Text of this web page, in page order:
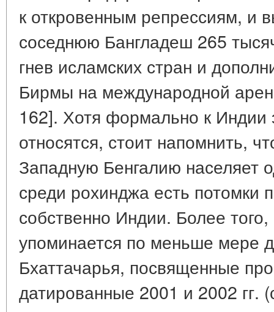
к откровенным репрессиям, и
соседнюю Бангладеш 265
гнев исламских стран и
Бирмы на международной
162]. Хотя формально к Индии
относятся, стоит напомнить,
Западную Бенгалию населяет
среди рохинджа есть потомки
собственно Индии. Более того,
упоминается по меньше мере
Бхаттачарья, посвященные
датированные 2001 и 2002 гг.